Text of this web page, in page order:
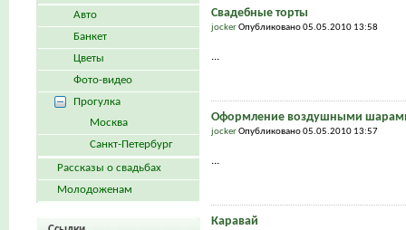
Свадебные торты
jockerОпубликовано 05.05.2010 13:58
...
Оформление воздушными
jockerОпубликовано 05.05.2010 13:57
...
Каравай
Авто
Банкет
Цветы
Фото-видео
Прогулка
Москва
Санкт-Петербург
Рассказы о свадьбах
Молодоженам